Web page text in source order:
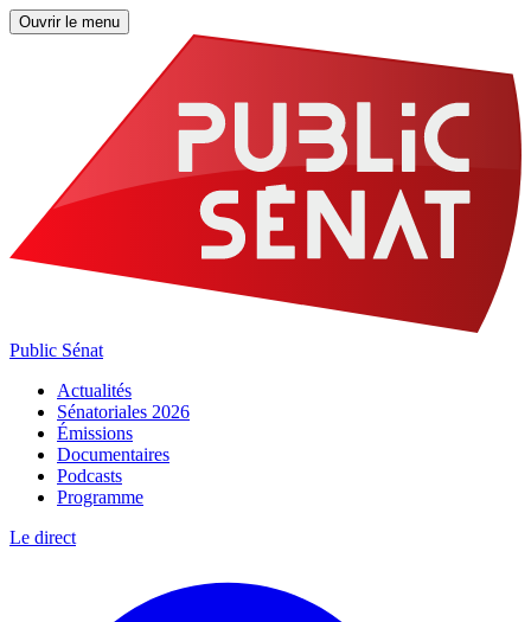
Ouvrir le menu
Public Sénat
Actualités
Sénatoriales 2026
Émissions
Documentaires
Podcasts
Programme
Le direct